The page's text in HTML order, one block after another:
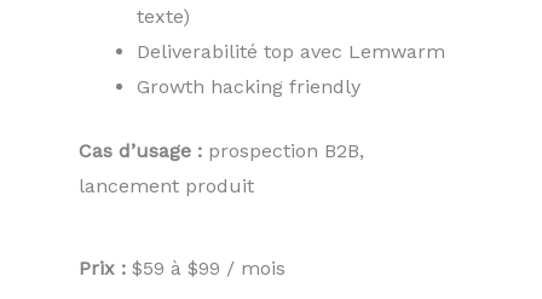
texte)
Deliverabilité top avec Lemwarm
Growth hacking friendly
Cas d’usage : prospection B2B,
lancement produit
Prix : $59 à $99 / mois